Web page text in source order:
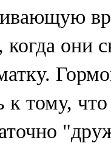
когда они
тому, что